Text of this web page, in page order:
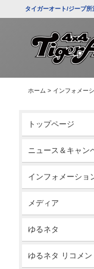
タイガーオート/ジープ
ホーム > インフォメー
トップページ
ニュース＆キャン
インフォメーショ
メディア
ゆるネタ
ゆるネタ リコメン